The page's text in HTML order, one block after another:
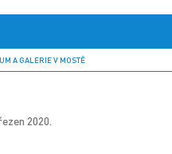
A GALERIE V MOSTĚ
2020.